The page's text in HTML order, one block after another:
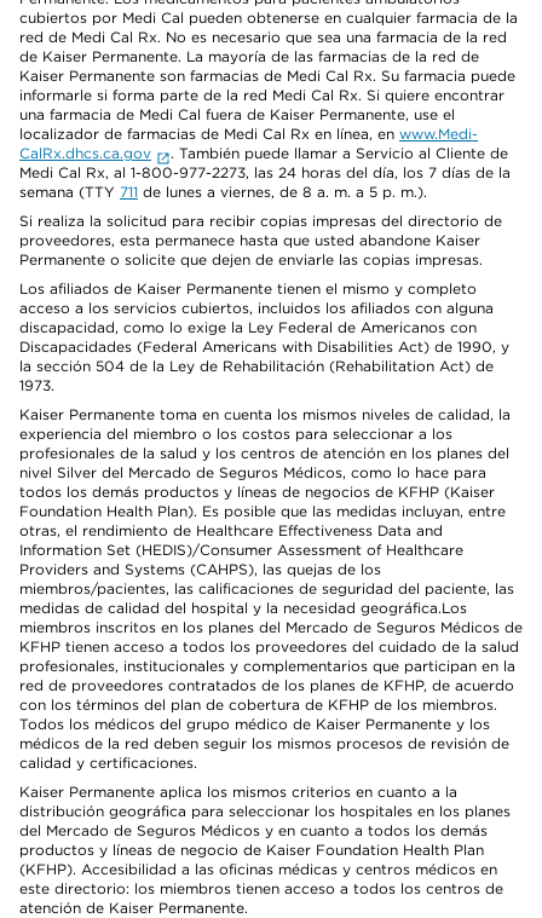
cubiertos por Medi Cal pueden obtenerse en cualquier farmacia de la
red de Medi Cal Rx. No es necesario que sea una farmacia de la red
de Kaiser Permanente. La mayoría de las farmacias de la red de
Kaiser Permanente son farmacias de Medi Cal Rx. Su farmacia puede
informarle si forma parte de la red Medi Cal Rx. Si quiere encontrar
una farmacia de Medi Cal fuera de Kaiser Permanente, use el
localizador de farmacias de Medi Cal Rx en línea, en www.Medi-
CalRx.dhcs.ca.gov
. También puede llamar a Servicio al Cliente de
Medi Cal Rx, al 1-800-977-2273, las 24 horas del día, los 7 días de la
semana (TTY 711 de lunes a viernes, de 8 a. m. a 5 p. m.).
Si realiza la solicitud para recibir copias impresas del directorio de
proveedores, esta permanece hasta que usted abandone Kaiser
Permanente o solicite que dejen de enviarle las copias impresas.
Los afiliados de Kaiser Permanente tienen el mismo y completo
acceso a los servicios cubiertos, incluidos los afiliados con alguna
discapacidad, como lo exige la Ley Federal de Americanos con
Discapacidades (Federal Americans with Disabilities Act) de 1990, y
la sección 504 de la Ley de Rehabilitación (Rehabilitation Act) de
1973.
Kaiser Permanente toma en cuenta los mismos niveles de calidad, la
experiencia del miembro o los costos para seleccionar a los
profesionales de la salud y los centros de atención en los planes del
nivel Silver del Mercado de Seguros Médicos, como lo hace para
todos los demás productos y líneas de negocios de KFHP (Kaiser
Foundation Health Plan). Es posible que las medidas incluyan, entre
otras, el rendimiento de Healthcare Effectiveness Data and
Information Set (HEDIS)/Consumer Assessment of Healthcare
Providers and Systems (CAHPS), las quejas de los
miembros/pacientes, las calificaciones de seguridad del paciente, las
medidas de calidad del hospital y la necesidad geográfica.Los
miembros inscritos en los planes del Mercado de Seguros Médicos de
KFHP tienen acceso a todos los proveedores del cuidado de la salud
profesionales, institucionales y complementarios que participan en la
red de proveedores contratados de los planes de KFHP, de acuerdo
con los términos del plan de cobertura de KFHP de los miembros.
Todos los médicos del grupo médico de Kaiser Permanente y los
médicos de la red deben seguir los mismos procesos de revisión de
calidad y certificaciones.
Kaiser Permanente aplica los mismos criterios en cuanto a la
distribución geográfica para seleccionar los hospitales en los planes
del Mercado de Seguros Médicos y en cuanto a todos los demás
productos y líneas de negocio de Kaiser Foundation Health Plan
(KFHP). Accesibilidad a las oficinas médicas y centros médicos en
este directorio: los miembros tienen acceso a todos los centros de
atención de Kaiser Permanente.